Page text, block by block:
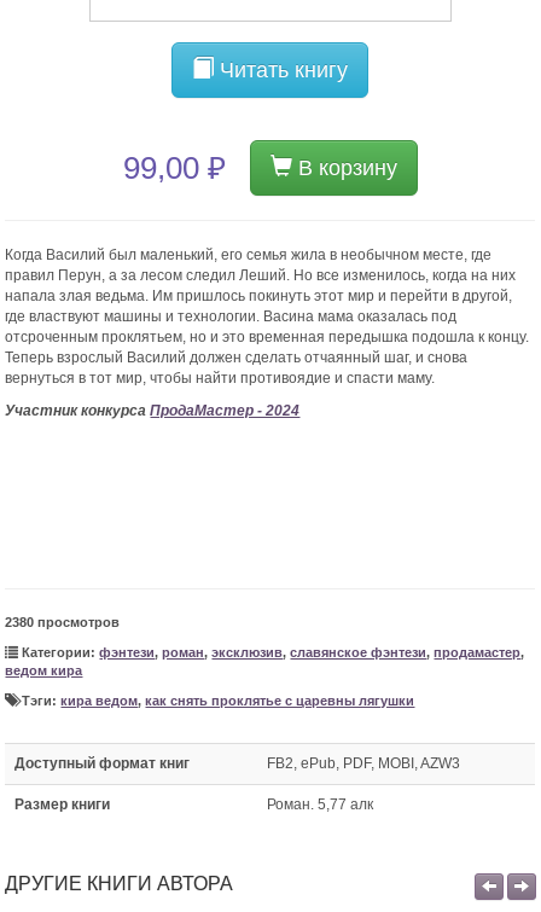
Читать книгу
99,00 ₽ В корзину
Когда Василий был маленький, его семья жила в необычном месте, где
правил Перун, а за лесом следил Леший. Но все изменилось, когда на них
напала злая ведьма. Им пришлось покинуть этот мир и перейти в другой,
где властвуют машины и технологии. Васина мама оказалась под
отсроченным проклятьем, но и это временная передышка подошла к концу.
Теперь взрослый Василий должен сделать отчаянный шаг, и снова
вернуться в тот мир, чтобы найти противоядие и спасти маму.
Участник конкурсаПродаМастер - 2024
2380 просмотров
Категории:фэнтези,роман,эксклюзив,славянское фэнтези,продамастер,
ведом кира
Тэги:кира ведом,как снять проклятье с царевны лягушки
Доступный формат книг FB2, ePub, PDF, MOBI, AZW3
Размер книги Роман. 5,77 алк
ДРУГИЕ КНИГИ АВТОРА